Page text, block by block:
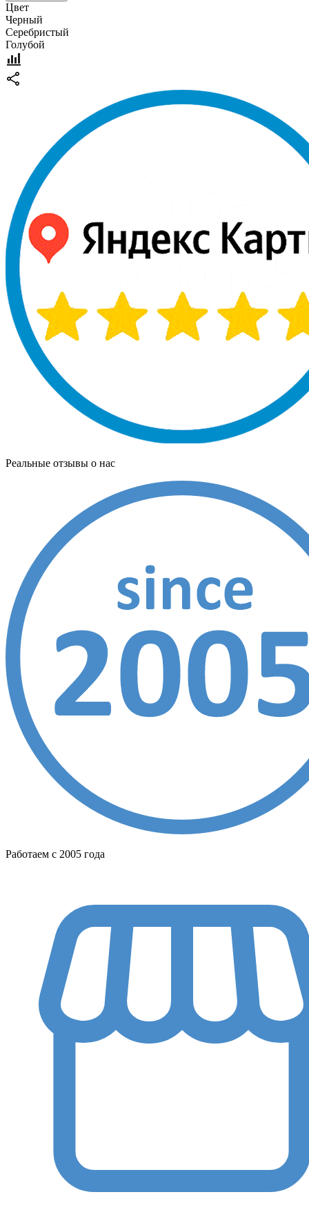
Цвет
Черный
Серебристый
Голубой
Реальные отзывы о нас
Работаем с 2005 года